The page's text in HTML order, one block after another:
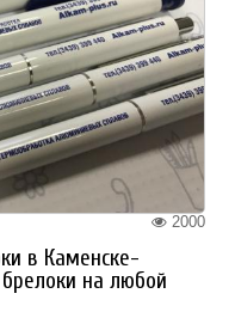
2000
в Каменске-
на любой